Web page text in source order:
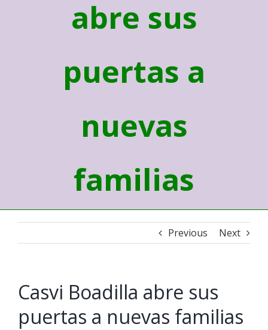
abre sus
puertas a
nuevas
familias
Previous Next
Casvi Boadilla abre sus
puertas a nuevas familias